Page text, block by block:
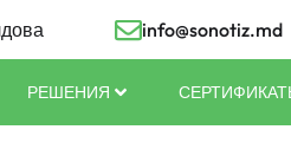
info@sonotiz.md
РЕШЕНИЯ